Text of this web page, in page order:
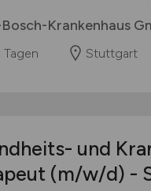
Krankenhaus
Tagen Stuttgart
und
(m/w/d) -